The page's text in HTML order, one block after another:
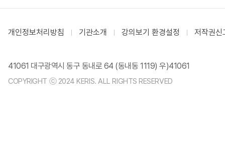
개인정보처리방침 기관소개 강의보기 환경설정 저작권신
41061 대구광역시 동구 동내로 64 (동내동 1119) 우)41061
COPYRIGHT ⓒ 2024 KERIS. ALL RIGHTS RESERVED